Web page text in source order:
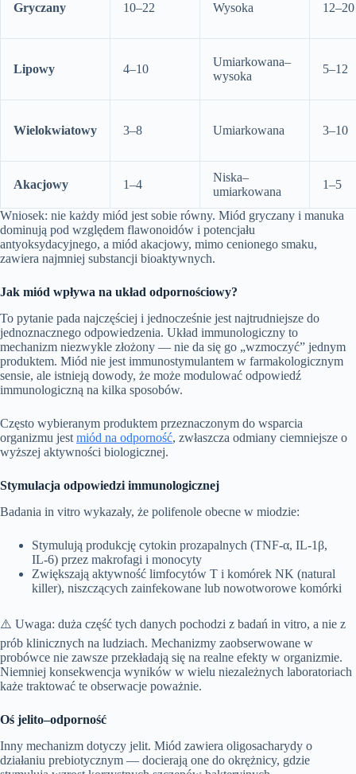
Gryczany 10–22 Wysoka 12–20
Lipowy 4–10
Umiarkowana–
wysoka
5–12
Wielokwiatowy 3–8 Umiarkowana 3–10
Akacjowy 1–4
Niska–
umiarkowana
1–5
Wniosek: nie każdy miód jest sobie równy. Miód gryczany i manuka
dominują pod względem flawonoidów i potencjału
antyoksydacyjnego, a miód akacjowy, mimo cenionego smaku,
zawiera najmniej substancji bioaktywnych.
Jak miód wpływa na układ odpornościowy?
To pytanie pada najczęściej i jednocześnie jest najtrudniejsze do
jednoznacznego odpowiedzenia. Układ immunologiczny to
mechanizm niezwykle złożony — nie da się go „wzmoczyć” jednym
produktem. Miód nie jest immunostymulantem w farmakologicznym
sensie, ale istnieją dowody, że może modulować odpowiedź
immunologiczną na kilka sposobów.
Często wybieranym produktem przeznaczonym do wsparcia
organizmu jest miód na odporność, zwłaszcza odmiany ciemniejsze o
wyższej aktywności biologicznej.
Stymulacja odpowiedzi immunologicznej
Badania in vitro wykazały, że polifenole obecne w miodzie:
Stymulują produkcję cytokin prozapalnych (TNF‑α, IL‑1β,
IL‑6) przez makrofagi i monocyty
Zwiększają aktywność limfocytów T i komórek NK (natural
killer), niszczących zainfekowane lub nowotworowe komórki
⚠️ Uwaga: duża część tych danych pochodzi z badań in vitro, a nie z
prób klinicznych na ludziach. Mechanizmy zaobserwowane w
probówce nie zawsze przekładają się na realne efekty w organizmie.
Niemniej konsekwencja wyników w wielu niezależnych laboratoriach
każe traktować te obserwacje poważnie.
Oś jelito–odporność
Inny mechanizm dotyczy jelit. Miód zawiera oligosacharydy o
działaniu prebiotycznym — docierają one do okrężnicy, gdzie